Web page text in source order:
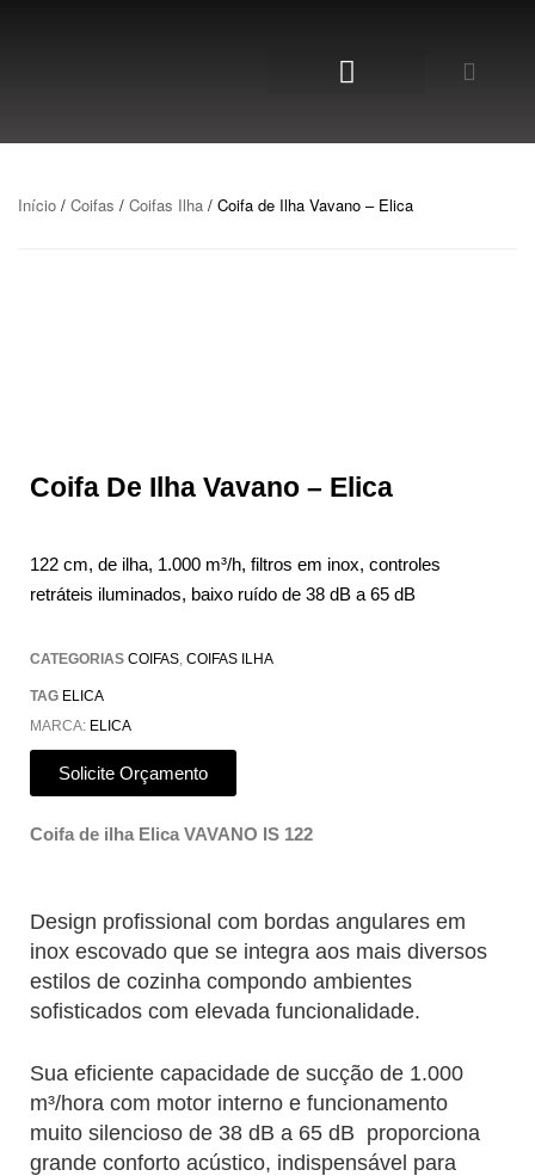
Início / Coifas / Coifas Ilha / Coifa de Ilha Vavano – Elica
Coifa De Ilha Vavano – Elica
122 cm, de ilha, 1.000 m³/h, filtros em inox, controles
retráteis iluminados, baixo ruído de 38 dB a 65 dB
CATEGORIAS COIFAS COIFAS ILHA
TAG ELICA
MARCA: ELICA
Solicite Orçamento
Coifa de ilha Elica VAVANO IS 122
Design profissional com bordas angulares em
inox escovado que se integra aos mais diversos
estilos de cozinha compondo ambientes
sofisticados com elevada funcionalidade.
Sua eficiente capacidade de sucção de 1.000
m³/hora com motor interno e funcionamento
muito silencioso de 38 dB a 65 dB proporciona
grande conforto acústico, indispensável para